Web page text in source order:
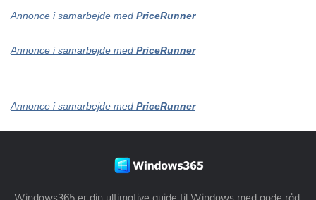
Annonce i samarbejde med PriceRunner
Annonce i samarbejde med PriceRunner
Annonce i samarbejde med PriceRunner